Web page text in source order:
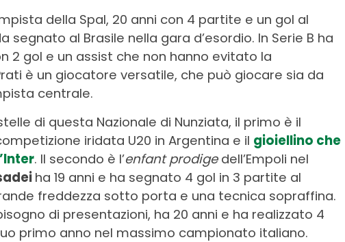
della Spal, 20 anni con 4 partite e un gol al
segnato al Brasile nella gara d’esordio. In Serie B ha
2 gol e un assist che non hanno evitato la
è un giocatore versatile, che può giocare sia da
centrale.
di questa Nazionale di Nunziata, il primo è il
iridata U20 in Argentina e il gioiellino che
. Il secondo è l’enfant prodigedell’Empoli nel
ha 19 anni e ha segnato 4 gol in 3 partite al
freddezza sotto porta e una tecnica sopraffina.
di presentazioni, ha 20 anni e ha realizzato 4
primo anno nel massimo campionato italiano.